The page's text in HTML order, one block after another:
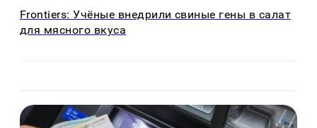
Frontiers: Учёные внедрили свиные гены в салат
для мясного вкуса